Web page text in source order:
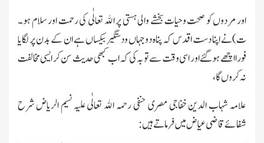
اور مردوں کو صحت وحیات بخشے والی ہستی پر اﷲ تعالٰی کی رحمت اور سلام ہو۔
ت)نے اپنا دست اقدس کہ پناہ دوجہاں ودستگیر بیکساں ہے ان کے بدن پر لگایا
فورا اچھے ہوگئے اور اسی وقت سے تو بہ کی کہ اب کبھی حدیث سن کر ایسی مخالفت
نہ کروں گا،
علامہ شہاب الدین خفاجی مصری حنفی رحمہ اﷲ تعالٰی علیہ نسیم الریاض شرح
شفائے قاضی عیاض میں فرماتے ہیں: